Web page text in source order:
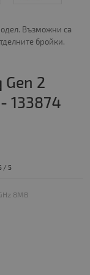
Възможни са
бройки.
2
133874
/ 5
8MB